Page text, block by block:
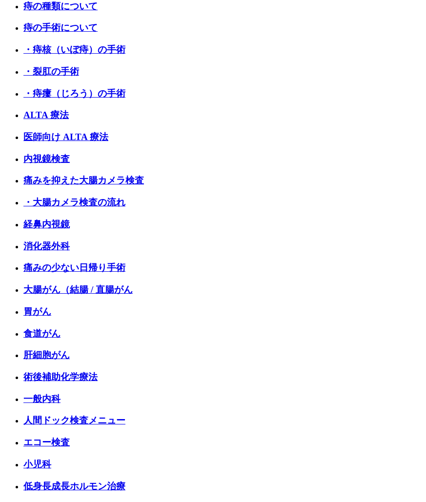
痔の種類について
痔の手術について
・痔核（いぼ痔）の手術
・裂肛の手術
・痔瘻（じろう）の手術
ALTA 療法
医師向け ALTA 療法
内視鏡検査
痛みを抑えた大腸カメラ検査
・大腸カメラ検査の流れ
経鼻内視鏡
消化器外科
痛みの少ない日帰り手術
大腸がん（結腸 / 直腸がん
胃がん
食道がん
肝細胞がん
術後補助化学療法
一般内科
人間ドック検査メニュー
エコー検査
小児科
低身長成長ホルモン治療